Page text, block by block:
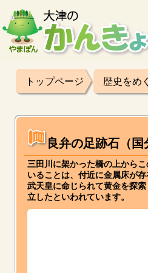
トップページ 歴史をめ
良弁の足跡石（国
三田川に架かった橋の上から
いることは、付近に金属床が
武天皇に命じられて黄金を探
立したといわれています。